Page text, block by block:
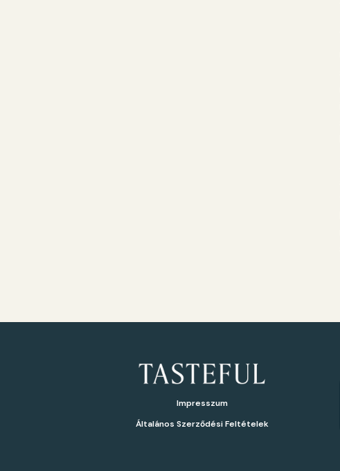
Impresszum
Általános Szerződési Feltételek